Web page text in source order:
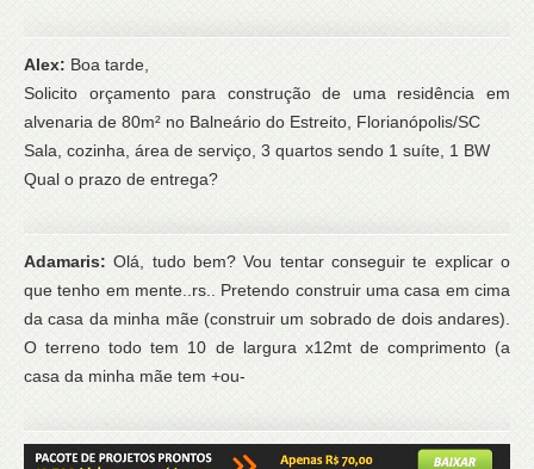
Alex: Boa tarde,
Solicito orçamento para construção de uma residência em
alvenaria de 80m² no Balneário do Estreito, Florianópolis/SC
Sala, cozinha, área de serviço, 3 quartos sendo 1 suíte, 1 BW
Qual o prazo de entrega?
Adamaris:Olá, tudo bem? Vou tentar conseguir te explicar o
que tenho em mente..rs.. Pretendo construir uma casa em cima
da casa da minha mãe (construir um sobrado de dois andares).
O terreno todo tem 10 de largura x12mt de comprimento (a
casa da minha mãe tem +ou-